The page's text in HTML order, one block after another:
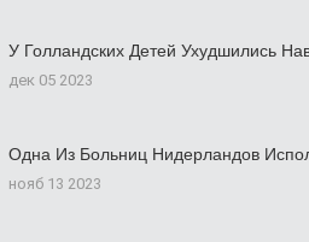
У Голландских Детей Ухудшились
дек 05 2023
Одна Из Больниц Нидерландов
нояб 13 2023